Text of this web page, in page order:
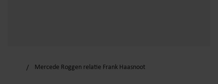
Mercede Roggen relatie Frank Haasnoot